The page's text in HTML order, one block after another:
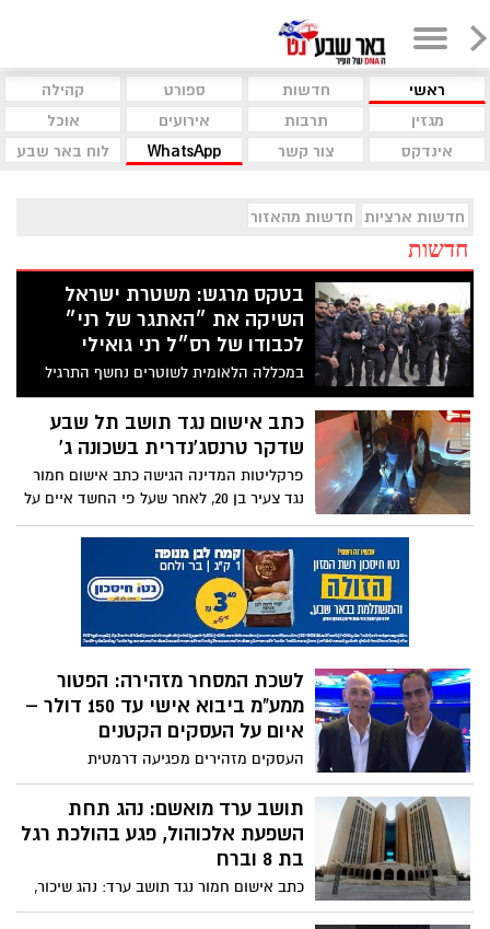
ראשי חדשות ספורט
קהילה
מגזין
תרבות אירועים
אוכל
אינדקס
צור קשר WhatsApp לוח באר שבע
חדשות ארציות חדשות מהאזור
חדשות
בטקס מרגש: משטרת ישראל
השיקה את ״האתגר של רני״
לכבודו של רס״ל רני גואילי
במכללה הלאומית לשוטרים נחשף התרגיל
שנהג לבצע רני גואילי, לוחם יס״מ שנחטף
בעלומים בשבעה באוקטובר. שוטרים וחניכים
התנסו בו כסמל לרוח הלחימה והנחישות
כתב אישום נגד תושב תל שבע
שדקר טרנסג'נדרית בשכונה ג'
פרקליטות המדינה הגישה כתב אישום חמור
נגד צעיר בן 20, לאחר שעל פי החשד איים על
המתלוננת, חשף את תמונתה ברשתות ותקף
אותה בסכין ברחוב.
לשכת המסחר מזהירה: הפטור
ממע"מ ביבוא אישי עד 150 דולר –
איום על העסקים הקטנים
העסקים מזהירים מפגיעה דרמטית
בתעסוקה, בסניפים בפריפריה ובצמיחה
המקומית, וקוראים לממשלה לעצור את מהלך
הפטור ולמנוע סבסוד ליבוא זר.
תושב ערד מואשם: נהג תחת
השפעת אלכוהול, פגע בהולכת רגל
בת 8 וברח
כתב אישום חמור נגד תושב ערד: נהג שיכור,
פגע בילדה בת 8 שחצתה במעבר חציה, נמלט